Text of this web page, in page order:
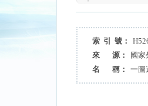
索 引 號：
來 源：
國家
名 稱：
一圖